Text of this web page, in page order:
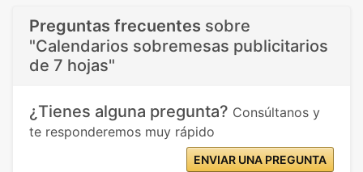
Preguntas frecuentes sobre
"Calendarios sobremesas publicitarios
de 7 hojas"
¿Tienes alguna pregunta? Consúltanos y
te responderemos muy rápido
ENVIAR UNA PREGUNTA